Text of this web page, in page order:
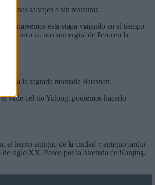
zonas salvajes o sin restaurar.
esta etapa viajando en el tiempo
intacta, nos sumergirá de lleno en la
a la sagrada montaña Huashan.
valle del río Yulong, podremos hacerlo
el barrio antiguo de la ciudad y antiguo jardín
siglo XX. Paseo por la Avenida de Nanjing,